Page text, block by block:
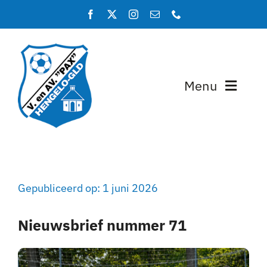
naar
inhoud
Menu
Teams
Lidmaatschap
Over PAX
Gepubliceerd op: 1 juni 2026
Nieuwsbrief nummer 71